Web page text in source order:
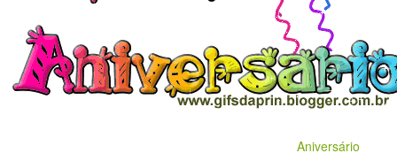
Aniversário